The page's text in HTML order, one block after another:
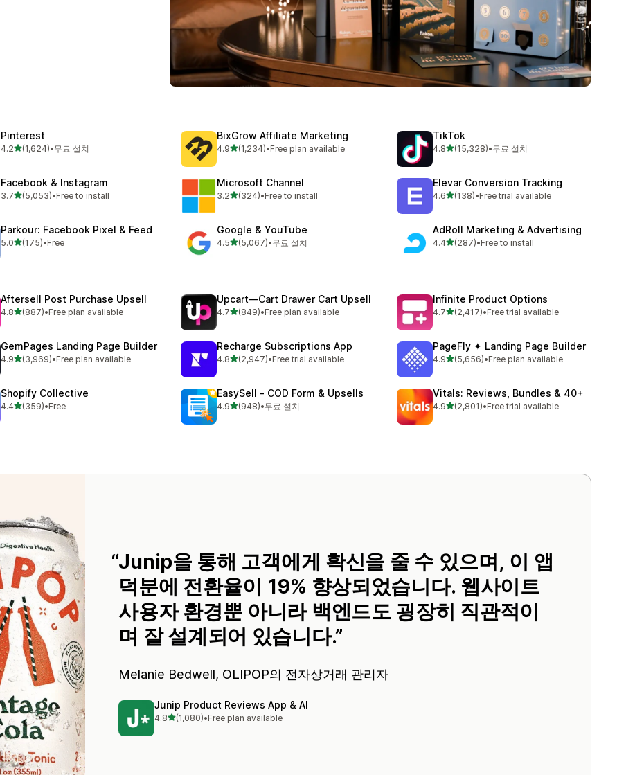
Pinterest
4.2별 5개 중
(1,624)
총 리뷰 1624개
•무료 설치
BixGrow Affiliate Marketing
4.9별 5개 중
(1,234)
총 리뷰 1234개
•Free plan available
TikTok
4.8별 5개 중
(15,328)
총 리뷰 15328개
•무료 설치
Facebook & Instagram
3.7별 5개 중
(5,053)
총 리뷰 5053개
•Free to install
Microsoft Channel
3.2별 5개 중
(324)
총 리뷰 324개
•Free to install
Elevar Conversion Tracking
4.6별 5개 중
(138)
총 리뷰 138개
•Free trial available
Parkour: Facebook Pixel & Feed
5.0별 5개 중
(175)
총 리뷰 175개
•Free
Google & YouTube
4.5별 5개 중
(5,067)
총 리뷰 5067개
•무료 설치
AdRoll Marketing & Advertising
4.4별 5개 중
(287)
총 리뷰 287개
•Free to install
Aftersell Post Purchase Upsell
4.8별 5개 중
(887)
총 리뷰 887개
•Free plan available
Upcart—Cart Drawer Cart Upsell
4.7별 5개 중
(849)
총 리뷰 849개
•Free plan available
Infinite Product Options
4.7별 5개 중
(2,417)
총 리뷰 2417개
•Free trial available
GemPages Landing Page Builder
4.9별 5개 중
(3,969)
총 리뷰 3969개
•Free plan available
Recharge Subscriptions App
4.8별 5개 중
(2,947)
총 리뷰 2947개
•Free trial available
PageFly ✦ Landing Page Builder
4.9별 5개 중
(5,656)
총 리뷰 5656개
•Free plan available
Shopify Collective
4.4별 5개 중
(359)
총 리뷰 359개
•Free
EasySell ‑ COD Form & Upsells
4.9별 5개 중
(948)
총 리뷰 948개
•무료 설치
Vitals: Reviews, Bundles & 40+
4.9별 5개 중
(2,801)
총 리뷰 2801개
•Free trial available
Junip을 통해 고객에게 확신을 줄 수 있으며, 이 앱
덕분에 전환율이 19% 향상되었습니다. 웹사이트
사용자 환경뿐 아니라 백엔드도 굉장히 직관적이
며 잘 설계되어 있습니다.
Melanie Bedwell, OLIPOP의 전자상거래 관리자
Junip Product Reviews App & AI
4.8별 5개 중
(1,080)
총 리뷰 1080개
•Free plan available